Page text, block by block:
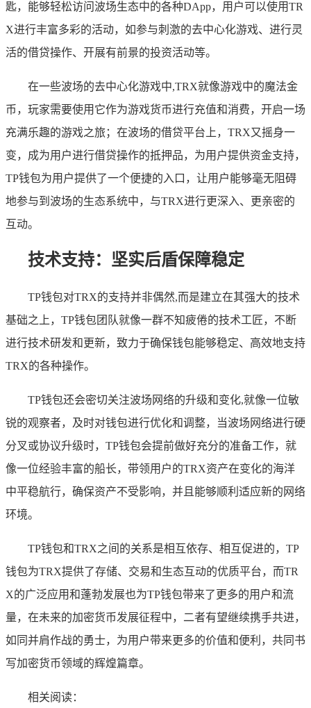
匙，能够轻松访问波场生态中的各种DApp，用户可以使用TR
X进行丰富多彩的活动，如参与刺激的去中心化游戏、进行灵
活的借贷操作、开展有前景的投资活动等。
在一些波场的去中心化游戏中,TRX就像游戏中的魔法金
币，玩家需要使用它作为游戏货币进行充值和消费，开启一场
充满乐趣的游戏之旅；在波场的借贷平台上，TRX又摇身一
变，成为用户进行借贷操作的抵押品，为用户提供资金支持，
TP钱包为用户提供了一个便捷的入口，让用户能够毫无阻碍
地参与到波场的生态系统中，与TRX进行更深入、更亲密的
互动。
技术支持：坚实后盾保障稳定
TP钱包对TRX的支持并非偶然,而是建立在其强大的技术
基础之上，TP钱包团队就像一群不知疲倦的技术工匠，不断
进行技术研发和更新，致力于确保钱包能够稳定、高效地支持
TRX的各种操作。
TP钱包还会密切关注波场网络的升级和变化,就像一位敏
锐的观察者，及时对钱包进行优化和调整，当波场网络进行硬
分叉或协议升级时，TP钱包会提前做好充分的准备工作，就
像一位经验丰富的船长，带领用户的TRX资产在变化的海洋
中平稳航行，确保资产不受影响，并且能够顺利适应新的网络
环境。
TP钱包和TRX之间的关系是相互依存、相互促进的，TP
钱包为TRX提供了存储、交易和生态互动的优质平台，而TR
X的广泛应用和蓬勃发展也为TP钱包带来了更多的用户和流
量，在未来的加密货币发展征程中，二者有望继续携手共进，
如同并肩作战的勇士，为用户带来更多的价值和便利，共同书
写加密货币领域的辉煌篇章。
相关阅读：